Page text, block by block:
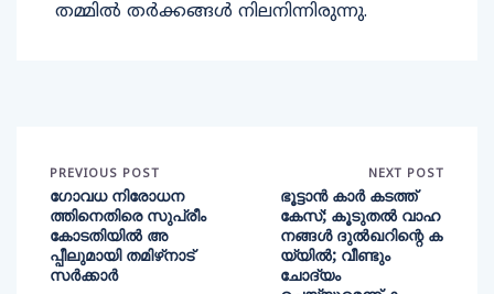
തമ്മില്‍ തര്‍ക്കങ്ങള്‍ നിലനിന്നിരുന്നു.
PREVIOUS POST
ഗോവധ നിരോധന
ത്തിനെതിരെ സുപ്രീം
കോടതിയിൽ അ
പ്പീലുമായി തമിഴ്‌നാട്
സർക്കാർ
NEXT POST
ഭൂട്ടാന്‍ കാര്‍ കടത്ത്
കേസ്; കൂടുതല്‍ വാഹ
നങ്ങള്‍ ദുല്‍ഖറിന്റെ ക
യ്യില്‍; വീണ്ടും
ചോദ്യം